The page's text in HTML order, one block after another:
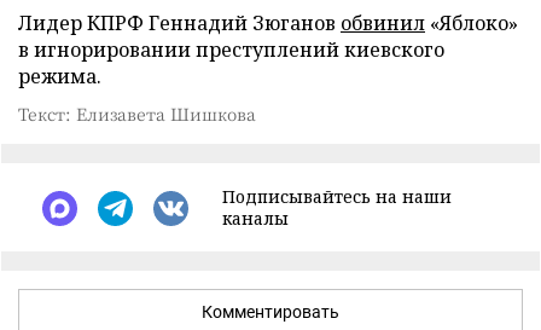
Лидер КПРФ Геннадий Зюганов обвинил «Яблоко»
в игнорировании преступлений киевского
режима.
Текст: Елизавета Шишкова
Подписывайтесь на наши
каналы
Комментировать